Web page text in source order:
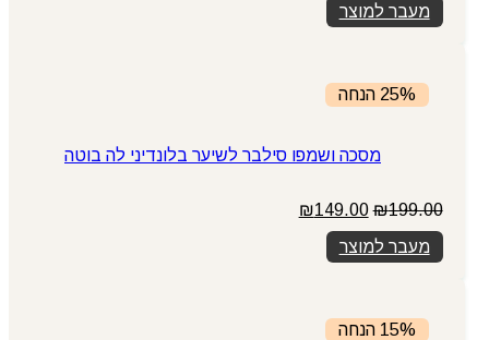
מעבר למוצר
25% הנחה
מסכה ושמפו סילבר לשיער בלונדיני לה בוטה
₪199.00
המחיר
המקורי
היה:
₪199.00.
₪149.00
מעבר למוצר
15% הנחה